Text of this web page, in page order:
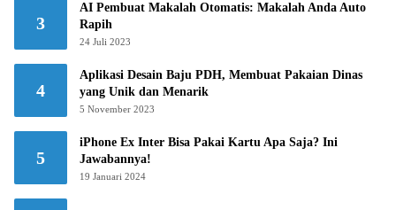
3
AI Pembuat Makalah Otomatis: Makalah Anda Auto
Rapih
24 Juli 2023
4
Aplikasi Desain Baju PDH, Membuat Pakaian Dinas
yang Unik dan Menarik
5 November 2023
5
iPhone Ex Inter Bisa Pakai Kartu Apa Saja? Ini
Jawabannya!
19 Januari 2024